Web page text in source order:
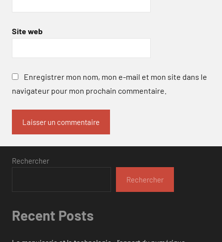
Site web
Enregistrer mon nom, mon e-mail et mon site dans le
navigateur pour mon prochain commentaire.
Rechercher
Rechercher
Recent Posts